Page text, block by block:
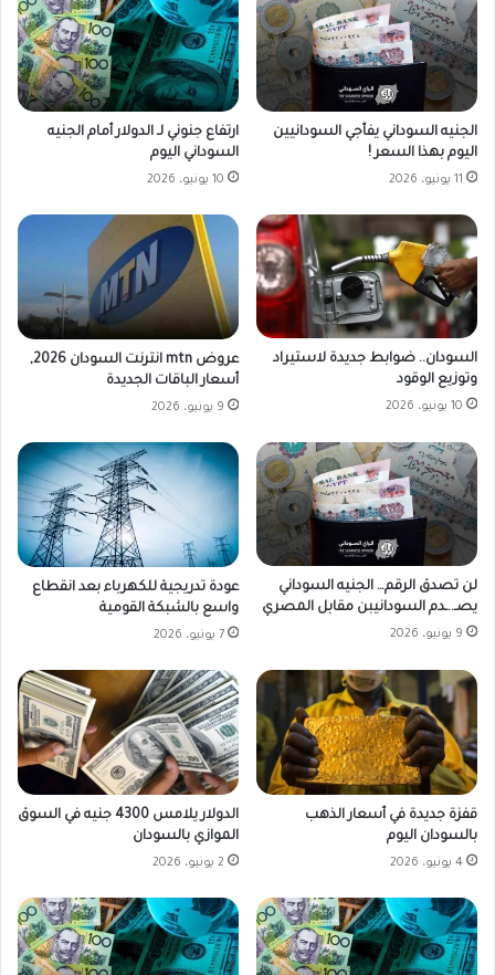
الجنيه السوداني يفأجي السودانيين
اليوم بهذا السعر !
11 يونيو، 2026
ارتفاع جنوني لـ الدولار أمام الجنيه
السوداني اليوم
10 يونيو، 2026
السودان.. ضوابط جديدة لاستيراد
وتوزيع الوقود
10 يونيو، 2026
عروض mtn انترنت السودان 2026,
أسعار الباقات الجديدة
9 يونيو، 2026
لن تصدق الرقم… الجنيه السوداني
يصـ..ـدم السودانيبن مقابل المصري
9 يونيو، 2026
عودة تدريجية للكهرباء بعد انقطاع
واسع بالشبكة القومية
7 يونيو، 2026
قفزة جديدة في أسعار الذهب
بالسودان اليوم
4 يونيو، 2026
الدولار يلامس 4300 جنيه في السوق
الموازي بالسودان
2 يونيو، 2026